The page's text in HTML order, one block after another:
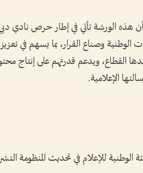
أن هذه الورشة تأتي في إطار حرص نادي
الوطنية وصناع القرار، بما يسهم في
القطاع، ويدعم قدرتهم على
الإعلامية.
الوطنية للإعلام في تحديث المنظومة